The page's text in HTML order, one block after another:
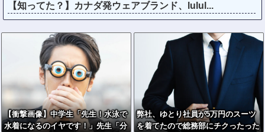
【知ってた？】カナダ発ウェアブランド、lulul...
【衝撃画像】中学生「先生！水泳で
水着になるのイヤです！」先生「分
弊社、ゆとり社員が5万円のスーツ
を着てたので総務部にチクったった